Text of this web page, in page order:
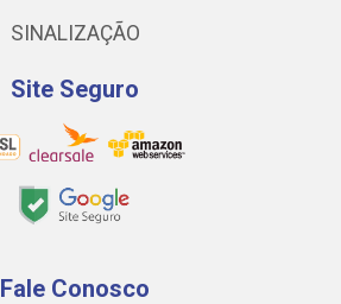
SINALIZAÇÃO
Site Seguro
Fale Conosco